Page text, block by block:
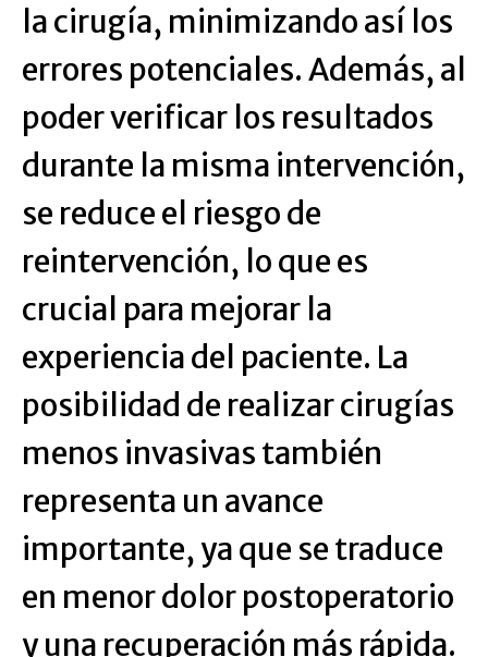
la cirugía, minimizando así los
errores potenciales. Además, al
poder verificar los resultados
durante la misma intervención,
se reduce el riesgo de
reintervención, lo que es
crucial para mejorar la
experiencia del paciente. La
posibilidad de realizar cirugías
menos invasivas también
representa un avance
importante, ya que se traduce
en menor dolor postoperatorio
y una recuperación más rápida.